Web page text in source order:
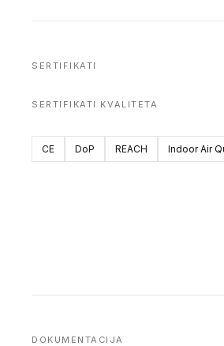
SERTIFIKATI
SERTIFIKATI KVALITETA
CE DoP REACH Indoor Air
DOKUMENTACIJA